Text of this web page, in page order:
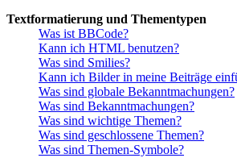
Textformatierung und Thementypen
Was ist BBCode?
Kann ich HTML benutzen?
Was sind Smilies?
Kann ich Bilder in meine Beiträge
Was sind globale Bekanntmachungen?
Was sind Bekanntmachungen?
Was sind wichtige Themen?
Was sind geschlossene Themen?
Was sind Themen-Symbole?